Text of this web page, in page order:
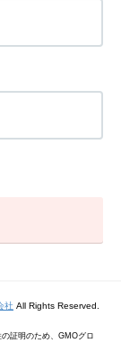
社 All Rights Reserved.
証明のため、GMOグロ